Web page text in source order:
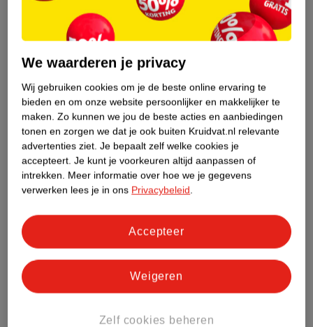
Over dit product
Productinformatie
Etiketinformatie
Nature Impact Score
Dit product heeft (nog) geen Nature
Impact Score.
Meer informatie
Bestel & Bezorginformatie
Bekijk ook
Alle Interactief speelgoed
We waarderen je privacy
Wij gebruiken cookies om je de beste online ervaring te
bieden en om onze website persoonlijker en makkelijker te
maken. Zo kunnen we jou de beste acties en aanbiedingen
tonen en zorgen we dat je ook buiten Kruidvat.nl relevante
advertenties ziet. Je bepaalt zelf welke cookies je
accepteert. Je kunt je voorkeuren altijd aanpassen of
intrekken. Meer informatie over hoe we je gegevens
verwerken lees je in ons Privacybeleid.
Zelf cookies beheren
Weigeren
Accepteer